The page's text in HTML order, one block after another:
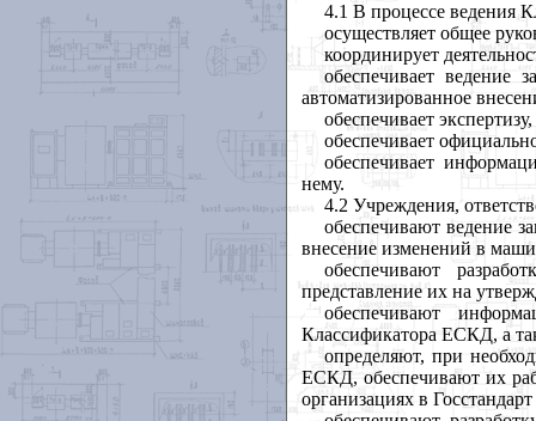
4.1 В процессе ведения
осуществляет общее
координирует
обеспечивает ведение
автоматизированное
обеспечивает
обеспечивает
обеспечивает
нему.
4.2 Учреждения,
обеспечивают ведение
внесение изменений в
обеспечивают
представление их на
обеспечивают
Классификатора ЕСКД, а
определяют, при
ЕСКД, обеспечивают их
организациях в